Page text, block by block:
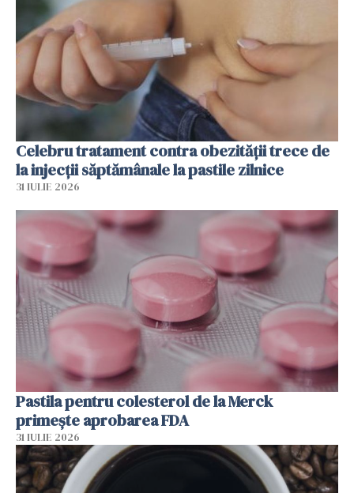
Celebru tratament contra obezității trece de
la injecții săptămânale la pastile zilnice
31 IULIE 2026
Pastila pentru colesterol de la Merck
primește aprobarea FDA
31 IULIE 2026